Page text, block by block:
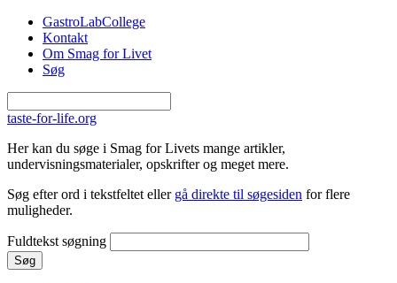
Gå til hovedindhold
GastroLabCollege
Kontakt
Om Smag for Livet
Søg
taste-for-life.org
Her kan du søge i Smag for Livets mange artikler,
undervisningsmaterialer, opskrifter og meget mere.
Søg efter ord i tekstfeltet eller gå direkte til søgesiden for flere
muligheder.
Fuldtekst søgning